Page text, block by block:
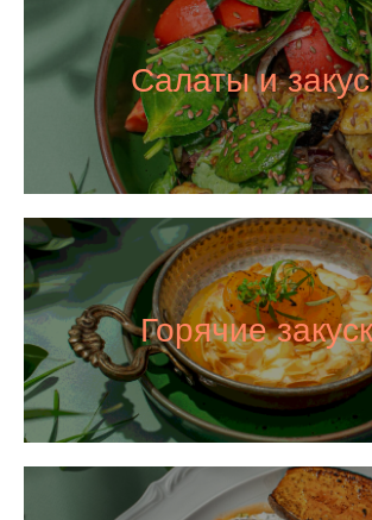
Салаты и
Горячие